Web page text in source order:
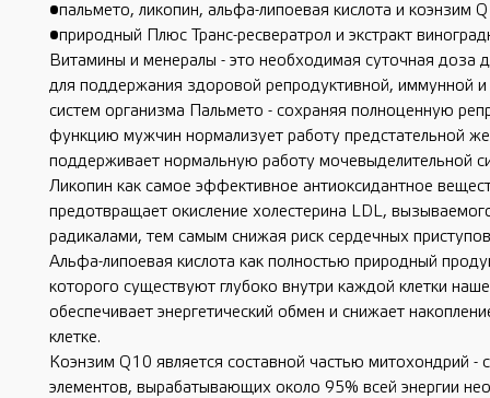
•пальмето, ликопин, альфа-липоевая кислота и коэнзим
•природный Плюс Транс-ресвератрол и экстракт
Витамины и менералы - это необходимая суточная доза
для поддержания здоровой репродуктивной, иммунной и
систем организма Пальмето - сохраняя полноценную
функцию мужчин нормализует работу предстательной
поддерживает нормальную работу мочевыделительной
Ликопин как самое эффективное антиоксидантное
предотвращает окисление холестерина LDL,
радикалами, тем самым снижая риск сердечных
Альфа-липоевая кислота как полностью природный
которого существуют глубоко внутри каждой клетки
обеспечивает энергетический обмен и снижает
клетке.
Коэнзим Q10 является составной частью митохондрий -
элементов, вырабатывающих около 95% всей энергии